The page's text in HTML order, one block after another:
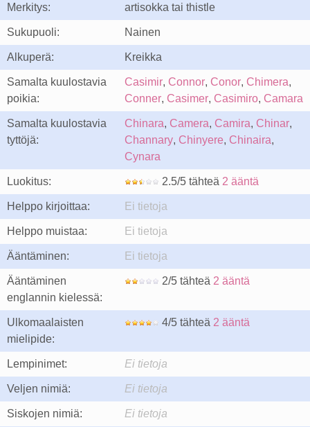
Merkitys: artisokka tai thistle
Sukupuoli: Nainen
Alkuperä: Kreikka
Samalta kuulostavia
poikia:
Casimir, Connor, Conor, Chimera,
Conner, Casimer, Casimiro, Camara
Samalta kuulostavia
tyttöjä:
Chinara, Camera, Camira, Chinar,
Channary, Chinyere, Chinaira,
Cynara
Luokitus: 2.5/5 tähteä 2 ääntä
Helppo kirjoittaa: Ei tietoja
Helppo muistaa: Ei tietoja
Ääntäminen: Ei tietoja
Ääntäminen
englannin kielessä:
2/5 tähteä 2 ääntä
Ulkomaalaisten
mielipide:
4/5 tähteä 2 ääntä
Lempinimet: Ei tietoja
Veljen nimiä: Ei tietoja
Siskojen nimiä: Ei tietoja